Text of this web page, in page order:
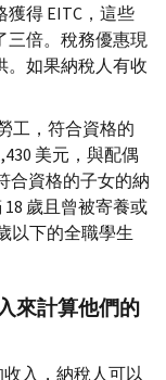
獲得EITC ，這些
三倍。稅務優惠現
。如果納稅人有收
工，符合資格的
美元，與配偶
合資格的子女的納
歲且曾被寄養或
以下的全職學生
來計算他們的
收入，納稅人可以